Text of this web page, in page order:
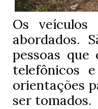
Os veículos
abordados.
pessoas
telefônicos
orientações
ser tomados.